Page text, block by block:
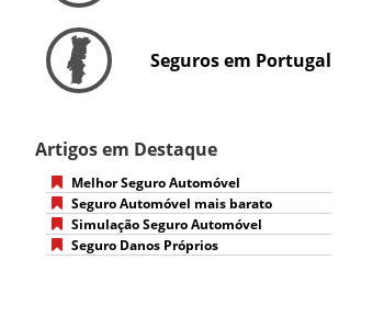
Seguros em Portugal
Artigos em Destaque
Melhor Seguro Automóvel
Seguro Automóvel mais barato
Simulação Seguro Automóvel
Seguro Danos Próprios